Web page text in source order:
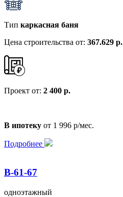
Тип каркасная баня
Цена строительства от: 367.629 р.
Проект от: 2 400 р.
В ипотеку от 1 996 р/мес.
Подробнее
B-61-67
одноэтажный